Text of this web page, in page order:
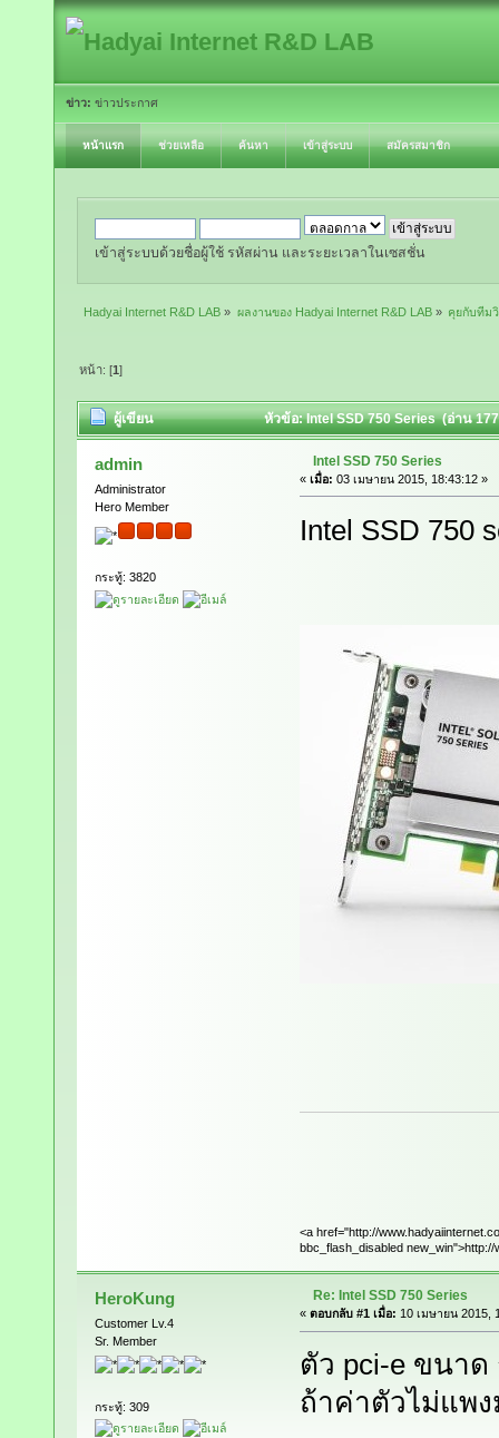
ข่าว: ข่าวประกาศ
หน้าแรก ช่วยเหลือ ค้นหา เข้าสู่ระบบ สมัครสมาชิก
เข้าสู่ระบบด้วยชื่อผู้ใช้ รหัสผ่าน และระยะเวลาในเซสชั่น
Hadyai Internet R&D LAB » ผลงานของ Hadyai Internet R&D LAB» คุยกับทีม
หน้า: [1]
ผู้เขียน หัวข้อ: Intel SSD 750 Series (อ่าน
admin
Administrator
Hero Member
กระทู้: 3820
Intel SSD 750 Series
« เมื่อ: 03 เมษายน 2015, 18:43:12 »
Intel SSD 750
<a href="http://
bbc_flash_disabled
HeroKung
Customer Lv.4
Sr. Member
กระทู้: 309
Re: Intel SSD 750 Series
« ตอบกลับ #1 เมื่อ: 10 เมษายน 2015,
ตัว pci-e ขนา
ถ้าค่าตัวไม่แพ